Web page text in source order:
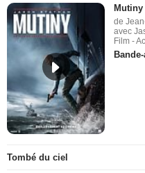
Mutiny
de
avec
Film -
Tombé du ciel